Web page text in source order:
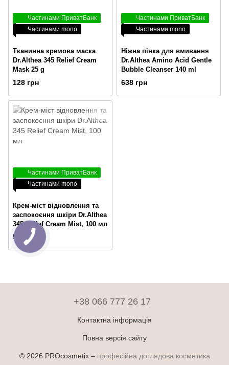
Частинами ПриватБанк
Частинами mono
Тканинна кремова маска
Dr.Althea 345 Relief Cream
Mask 25 g
128 грн
Частинами ПриватБанк
Частинами mono
Ніжна пінка для вмивання
Dr.Althea Amino Acid Gentle
Bubble Cleanser 140 ml
638 грн
Частинами ПриватБанк
Частинами mono
Крем-міст відновлення та
заспокоєння шкіри Dr.Althea
345 Relief Cream Mist, 100 мл
990 грн
+38 066 777 26 17
Контактна інформація
Повна версія сайту
© 2026 PROcosmetix – професійна доглядова косметика